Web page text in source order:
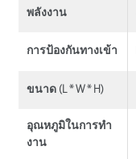
พลังงาน
การป้องกันทางเข้า
ขนาด (L * W * H)
อุณหภูมิในการทํา
งาน